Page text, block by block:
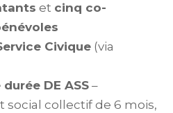
et cinq co-
Civique (via
DE ASS –
collectif de 6 mois,